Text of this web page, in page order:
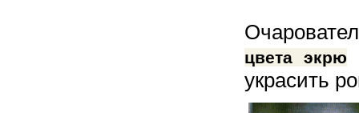
цвета экрю
украсить